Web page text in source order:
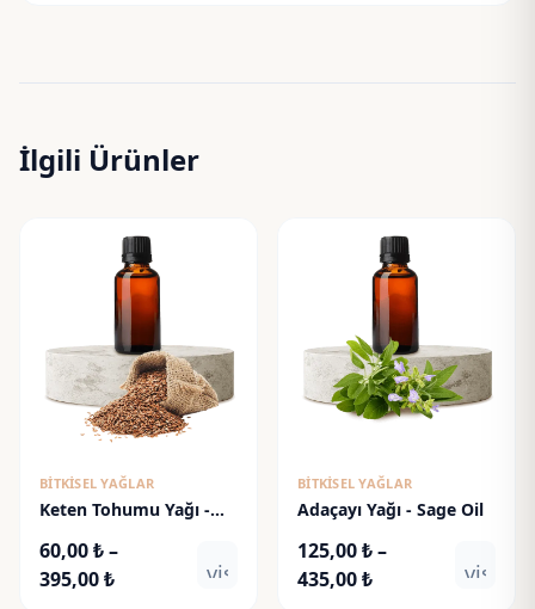
İlgili Ürünler
BITKISEL YAĞLAR
Keten Tohumu Yağı -
60,00₺–
395,00₺Fiyat
visibility
BITKISEL YAĞLAR
Adaçayı Yağı - Sage Oil
125,00₺–
435,00₺Fiyat